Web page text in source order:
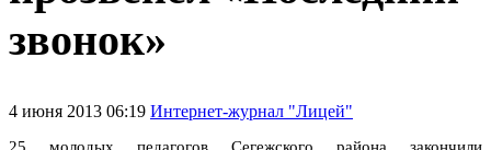
звонок»
4 июня 2013 06:19 Интернет-журнал "Лицей"